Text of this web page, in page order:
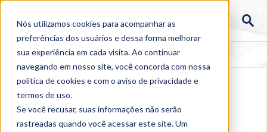
Nós utilizamos cookies para acompanhar as
preferências dos usuários e dessa forma melhorar
sua experiência em cada visita. Ao continuar
navegando em nosso site, você concorda com nossa
política de cookies e com o aviso deprivacidade e
termos de uso.
Se você recusar, suas informações não serão
rastreadas quando você acessar este site. Um